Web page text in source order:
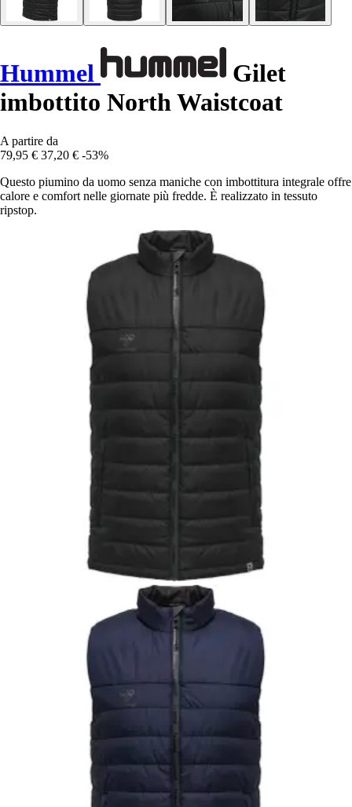
Hummel
Gilet
imbottito North Waistcoat
A partire da
79,95 € 37,20 € -53%
Questo piumino da uomo senza maniche con imbottitura integrale offre
calore e comfort nelle giornate più fredde. È realizzato in tessuto
ripstop.